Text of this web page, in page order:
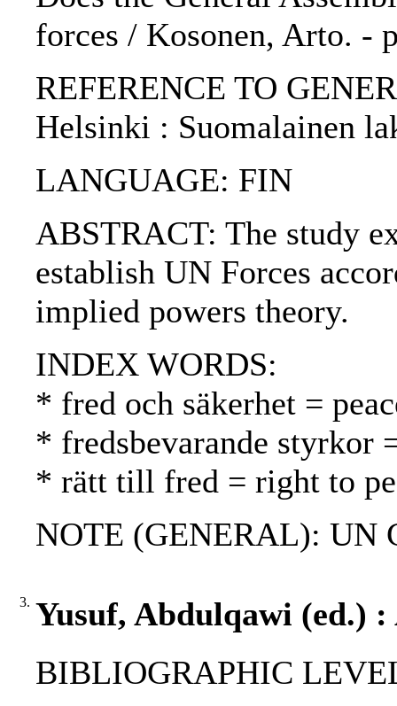
forces / Kosonen, Arto. -
REFERENCE TO
Helsinki : Suomalainen
LANGUAGE: FIN
ABSTRACT: The study
establish UN Forces
implied powers theory.
INDEX WORDS:
* fred och säkerhet =
* fredsbevarande styrkor
* rätt till fred = right to
NOTE (GENERAL): UN
3. Yusuf, Abdulqawi (ed.)
BIBLIOGRAPHIC